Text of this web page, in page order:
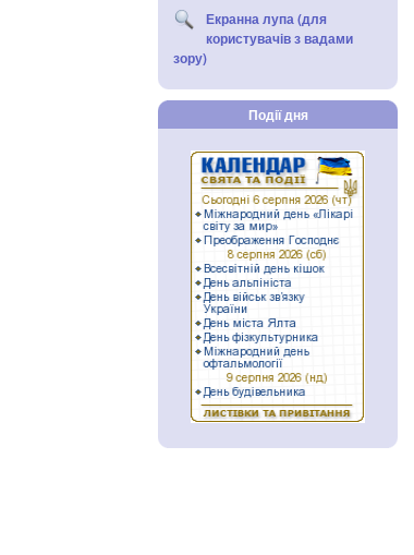
Екранна лупа (для
користувачів з вадами
зору)
Події дня